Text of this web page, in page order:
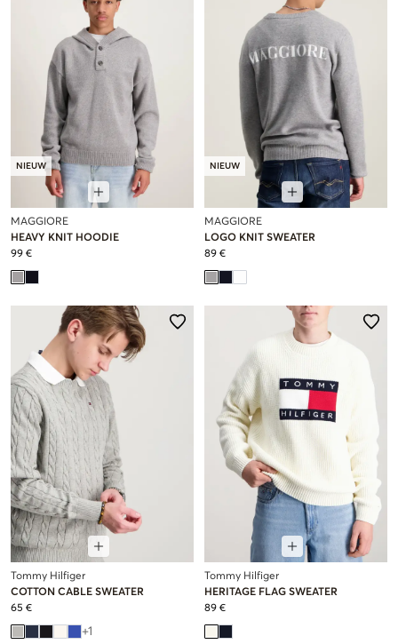
NIEUW
MAGGIORE
HEAVY KNIT HOODIE
99 €
NIEUW
MAGGIORE
LOGO KNIT SWEATER
89 €
Tommy Hilfiger
COTTON CABLE SWEATER
65 €
+1
Tommy Hilfiger
HERITAGE FLAG SWEATER
89 €